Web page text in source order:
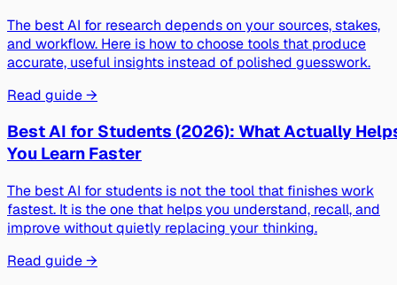
The best AI for research depends on your sources, stakes,
and workflow. Here is how to choose tools that produce
accurate, useful insights instead of polished guesswork.
Read guide →
Best AI for Students (2026): What Actually
You Learn Faster
The best AI for students is not the tool that finishes work
fastest. It is the one that helps you understand, recall, and
improve without quietly replacing your thinking.
Read guide →